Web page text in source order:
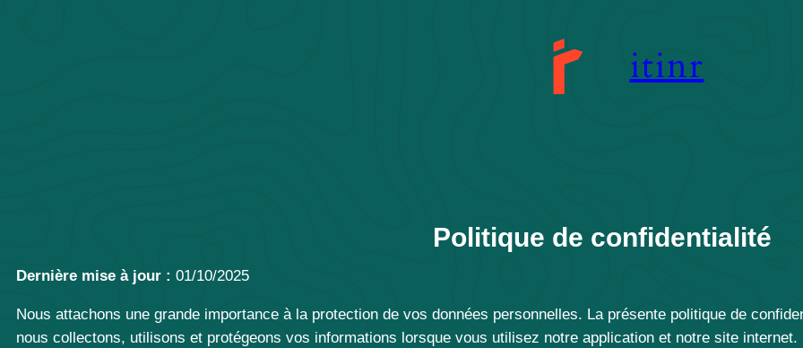
itinr
Politique de confidentialité
Dernière mise à jour : 01/10/2025
Nous attachons une grande importance à la protection de vos données personnelles. La présente politique de
nous collectons, utilisons et protégeons vos informations lorsque vous utilisez notre application et notre site internet.